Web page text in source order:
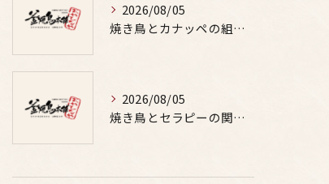
2026/08/05
焼き鳥とカナッペの組み合わせで手軽に彩るおもてなしレシピアイデア
2026/08/05
焼き鳥とセラピーの関係性を体感できる居酒屋体験と鳥料理の奥深さとお酒の楽しみ方